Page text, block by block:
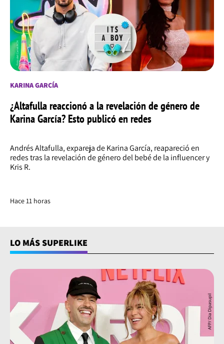
KARINA GARCÍA
¿Altafulla reaccionó a la revelación de género de
Karina García? Esto publicó en redes
Andrés Altafulla, expareja de Karina García, reapareció en
redes tras la revelación de género del bebé de la influencer y
Kris R.
Hace 11 horas
LO MÁS SUPERLIKE